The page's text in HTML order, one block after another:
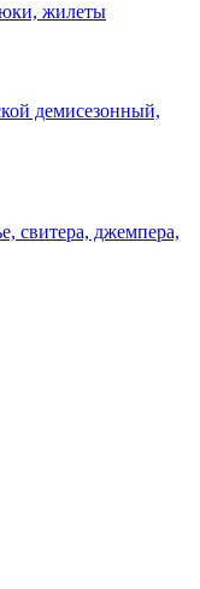
жилеты
демисезонный,
свитера, джемпера,